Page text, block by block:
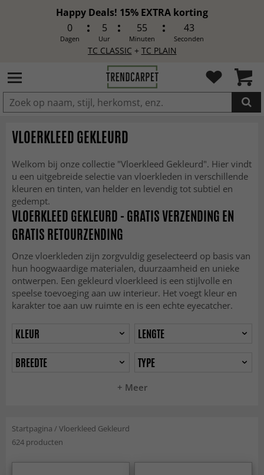
Happy Deals! 15% EXTRA korting
0
Dagen
5
Uur
55
Minuten
41
Seconden
TC CLASSIC + TC PLAIN
IN DE WINKELWAGEN GELEGD
VLOERKLEED GEKLEURD
Welkom bij onze collectie "Vloerkleed Gekleurd". Hier vindt
u een uitgebreide selectie van vloerkleden in verschillende
kleuren en tinten, van helder en levendig tot subtiel en
gedempt.
VLOERKLEED GEKLEURD - GRATIS VERZENDING EN
GRATIS RETOURZENDING
Onze vloerkleden zijn zorgvuldig geselecteerd op basis van
hun hoogwaardige materialen, duurzaamheid en unieke
ontwerpen. Een gekleurd vloerkleed is een stijlvolle en
speelse toevoeging aan uw interieur. Het voegt kleur en
karakter toe aan uw ruimte en is een echte eyecatcher.
+ Meer
KLEUR
LENGTE
BREEDTE
TYPE
Startpagina /Vloerkleed Gekleurd
624 producten